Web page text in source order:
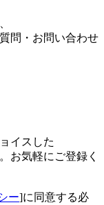
問・お問い合わせ
イスした
お気軽にご登録く
ー]に同意する必